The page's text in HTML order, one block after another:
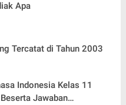
Apa
Tercatat di Tahun 2003
Indonesia Kelas 11
Jawaban